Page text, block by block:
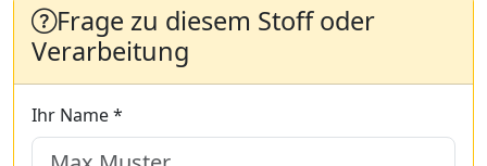
Frage zu diesem Stoff oder
Verarbeitung
Ihr Name *